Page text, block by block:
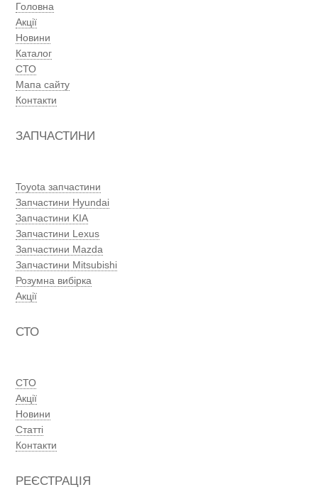
Головна
Акції
Новини
Каталог
СТО
Мапа сайту
Контакти
ЗАПЧАСТИНИ
Toyota запчастини
Запчастини Hyundai
Запчастини KIA
Запчастини Lexus
Запчастини Mazda
Запчастини Mitsubishi
Розумна вибірка
Акції
СТО
СТО
Акції
Новини
Статті
Контакти
РЕЄСТРАЦІЯ